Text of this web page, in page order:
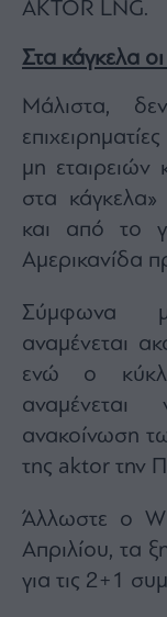
AKTOR LNG.
Στα κάγκελα οι
Μάλιστα,
μη εταιρειών
στα κάγκελα»
και από το
Αμερικανίδα
Σύμφωνα
αναμένεται
ενώ ο
ανακοίνωση
της aktor την
Άλλωστε ο
Απριλίου, τα
για τις 2+1